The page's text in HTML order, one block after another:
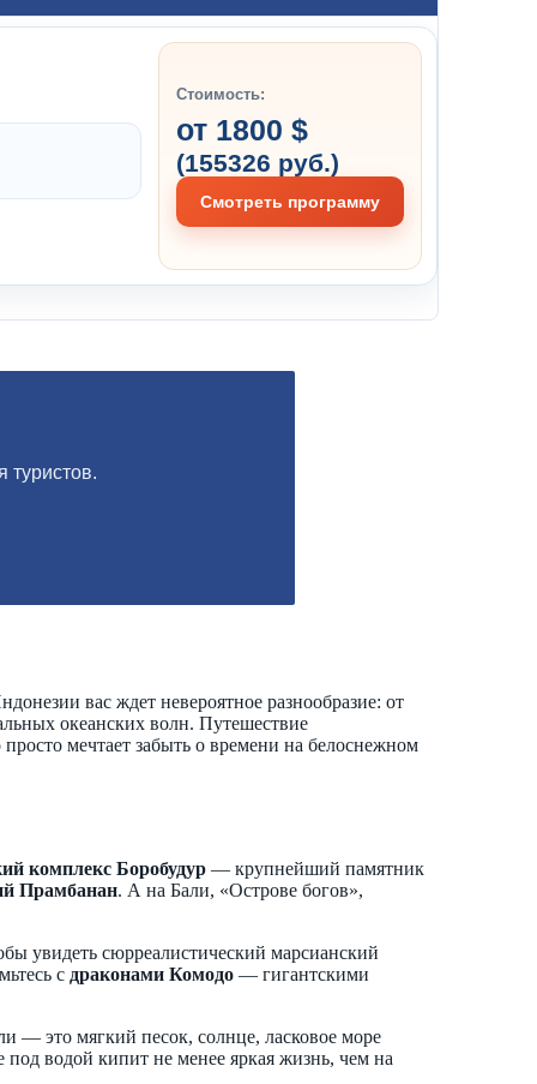
Стоимость:
от 1800 $
(155326 руб.)
Смотреть программу
вас ждет невероятное разнообразие: от
океанских волн. Путешествие
мечтает забыть о времени на белоснежном
комплекс Боробудур — крупнейший памятник
Прамбанан. А на Бали, «Острове богов»,
увидеть сюрреалистический марсианский
с драконами Комодо — гигантскими
— это мягкий песок, солнце, ласковое море
водой кипит не менее яркая жизнь, чем на